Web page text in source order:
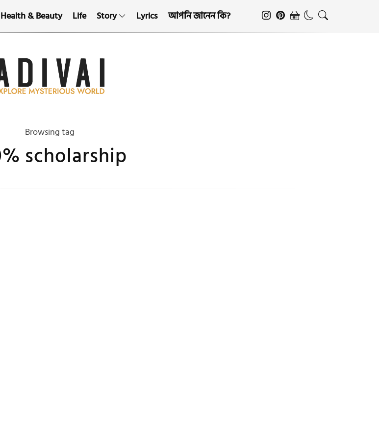
Health & Beauty Life Story Lyrics আপনি জানেন কি?
Browsing tag
scholarship